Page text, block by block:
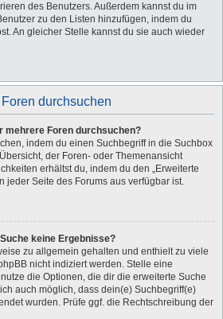
des Benutzers. Außerdem kannst du im
zu den Listen hinzufügen, indem du
An gleicher Stelle kannst du sie auch wieder
durchsuchen
mehrere Foren durchsuchen?
indem du einen Suchbegriff in die Suchbox
der Foren- oder Themenansicht
erhältst du, indem du den „Erweiterte
jeder Seite des Forums aus verfügbar ist.
keine Ergebnisse?
zu allgemein gehalten und enthielt zu viele
nicht indiziert werden. Stelle eine
die Optionen, die dir die erweiterte Suche
auch möglich, dass dein(e) Suchbegriff(e)
wurden. Prüfe ggf. die Rechtschreibung der